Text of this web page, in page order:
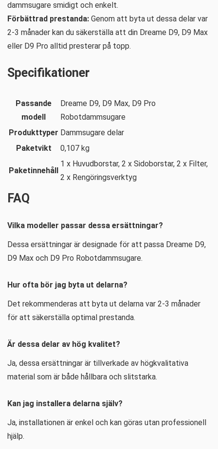
dammsugare smidigt och enkelt.
Förbättrad prestanda: Genom att byta ut dessa delar var
2-3 månader kan du säkerställa att din Dreame D9, D9 Max
eller D9 Pro alltid presterar på topp.
Specifikationer
Passande
modell
Dreame D9, D9 Max, D9 Pro
Robotdammsugare
Produkttyper Dammsugare delar
Paketvikt
0,107 kg
Paketinnehåll
1 x Huvudborstar, 2 x Sidoborstar, 2 x Filter,
2 x Rengöringsverktyg
FAQ
Vilka modeller passar dessa ersättningar?
Dessa ersättningar är designade för att passa Dreame D9,
D9 Max och D9 Pro Robotdammsugare.
Hur ofta bör jag byta ut delarna?
Det rekommenderas att byta ut delarna var 2-3 månader
för att säkerställa optimal prestanda.
Är dessa delar av hög kvalitet?
Ja, dessa ersättningar är tillverkade av högkvalitativa
material som är både hållbara och slitstarka.
Kan jag installera delarna själv?
Ja, installationen är enkel och kan göras utan professionell
hjälp.